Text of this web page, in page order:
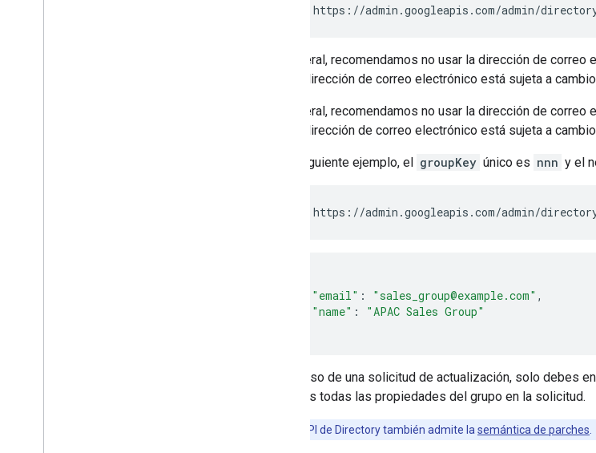
PUT https://admin.googleapis.com/admin/
En general, recomendamos no usar la dirección de
que la dirección de correo electrónico está sujeta a
En general, recomendamos no usar la dirección de
que la dirección de correo electrónico está sujeta a
En el siguiente ejemplo, el groupKey único es nnn y el
"email" : "sales_group@example.com" ,
"name" :
"APAC Sales Group"
En el caso de una solicitud de actualización, solo debes
ingreses todas las propiedades del grupo en la solicitud.
La API de Directory también admite la semántica de parches